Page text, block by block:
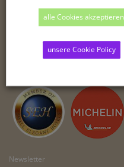
BUSINESS
RELAX & RECREATION
Newsletter
alle Cookies akzeptieren
unsere Cookie Policy